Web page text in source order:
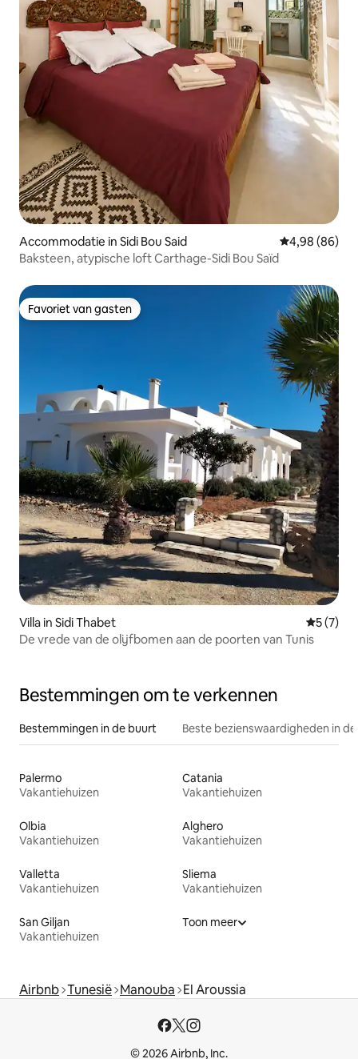
Accommodatie in Sidi Bou Said Gemiddelde
4,98 (86)
Baksteen, atypische loft Carthage-Sidi Bou Saïd
Favoriet van gasten
Favoriet van gasten
Villa in Sidi Thabet
5 (7)
De vrede van de olijfbomen aan de poorten van Tunis
Bestemmingen om te verkennen
Bestemmingen in de buurt Beste bezienswaardigheden in
Palermo
Vakantiehuizen
Catania
Vakantiehuizen
Olbia
Vakantiehuizen
Alghero
Vakantiehuizen
Valletta
Vakantiehuizen
Sliema
Vakantiehuizen
San Giljan
Vakantiehuizen
Toon meer
Airbnb Tunesië Manouba El Aroussia
© 2026 Airbnb, Inc.